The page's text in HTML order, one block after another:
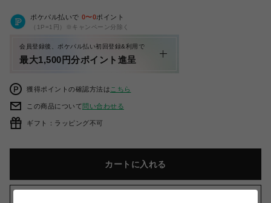
ポケパル払いで 0〜0ポイント
（1P=1円）※キャンペーン分除く
会員登録後、ポケパル払い初回登録&利用で
最大1,500円分ポイント進呈
獲得ポイントの確認方法は こちら
この商品について問い合わせる
ギフト：ラッピング不可
カートに入れる